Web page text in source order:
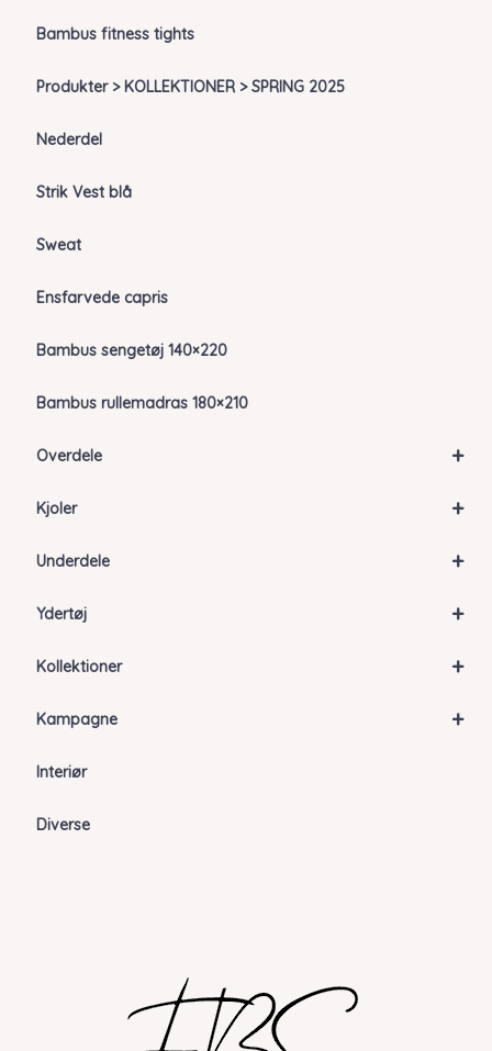
Bambus fitness tights
Produkter > KOLLEKTIONER > SPRING 2025
Nederdel
Strik Vest blå
Sweat
Ensfarvede capris
Bambus sengetøj 140×220
Bambus rullemadras 180×210
+
Overdele
+
Kjoler
+
Underdele
+
Ydertøj
+
Kollektioner
+
Kampagne
Interiør
Diverse